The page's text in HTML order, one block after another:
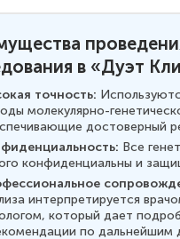
в «Дуэт
точность:
молекулярно-
достоверный
Все
конфиденциальны и
интерпретируется
который дает
по дальнейшим